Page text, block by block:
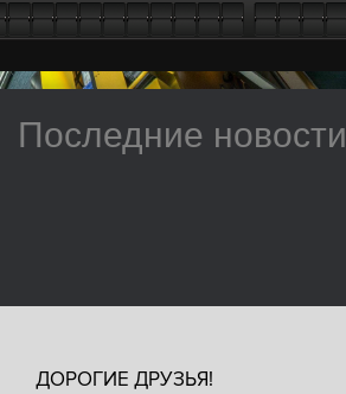
Последние новости
ДОРОГИЕ ДРУЗЬЯ!